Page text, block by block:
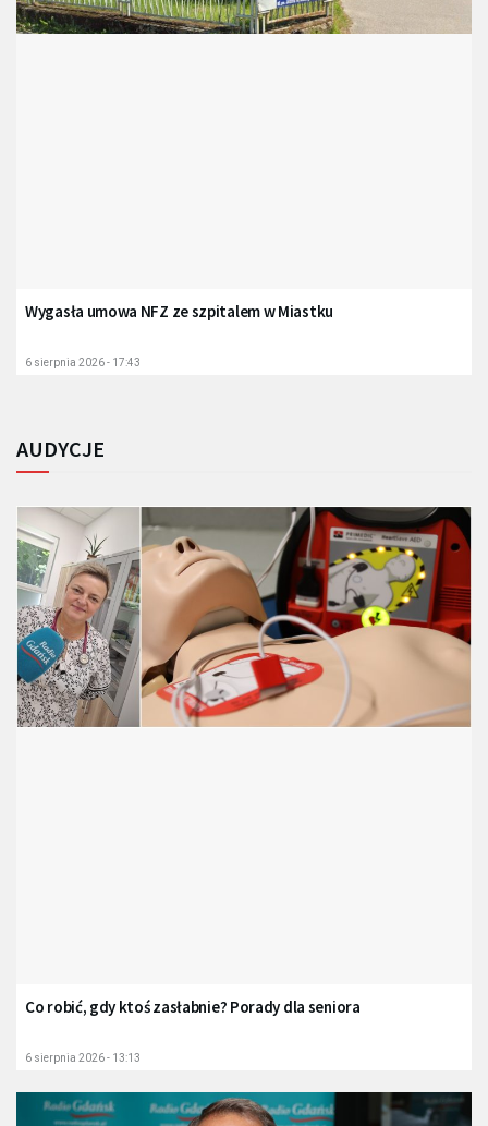
Wygasła umowa NFZ ze szpitalem w Miastku
6 sierpnia 2026 - 17:43
AUDYCJE
Co robić, gdy ktoś zasłabnie? Porady dla seniora
6 sierpnia 2026 - 13:13